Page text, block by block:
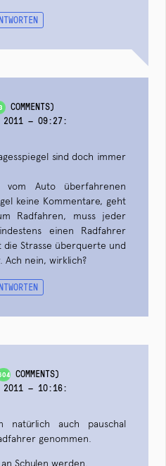
COMMENTS)
2011 — 09:27:
sind doch immer
Auto überfahrenen
keine Kommentare, geht
Radfahren, muss jeder
einen Radfahrer
Strasse überquerte und
nein, wirklich?
COMMENTS)
2011 — 10:16:
auch pauschal
genommen.
Schulen werden.